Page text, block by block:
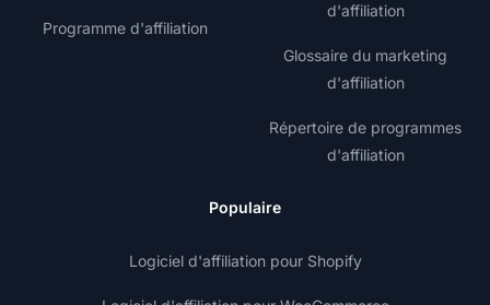
Programme d'affiliation
d'affiliation
Glossaire du marketing
d'affiliation
Répertoire de programmes
d'affiliation
Populaire
Logiciel d'affiliation pour Shopify